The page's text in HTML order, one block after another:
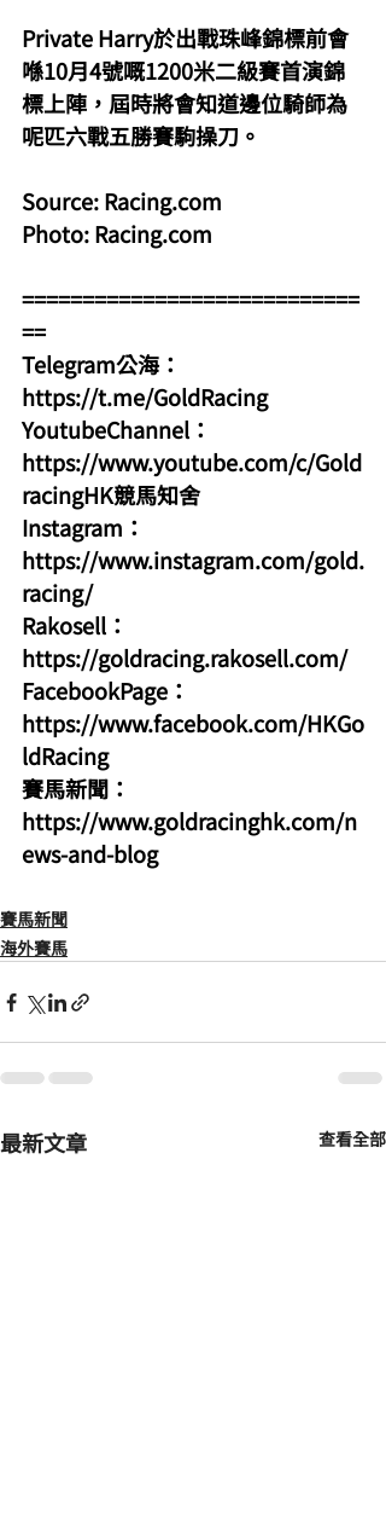
Private Harry於出戰珠峰錦標前會
喺10月4號嘅1200米二級賽首演錦
標上陣，屆時將會知道邊位騎師為
呢匹六戰五勝賽駒操刀。
Source: Racing.com
Photo: Racing.com
============================
==
Telegram公海：
https://t.me/GoldRacing
YoutubeChannel：
https://www.youtube.com/c/Gold
racingHK競馬知舍
Instagram：
https://www.instagram.com/gold.
racing/
Rakosell：
https://goldracing.rakosell.com/
FacebookPage：
https://www.facebook.com/HKGo
ldRacing
賽馬新聞：
https://www.goldracinghk.com/n
ews-and-blog
賽馬新聞
海外賽馬
最新文章 查看全部